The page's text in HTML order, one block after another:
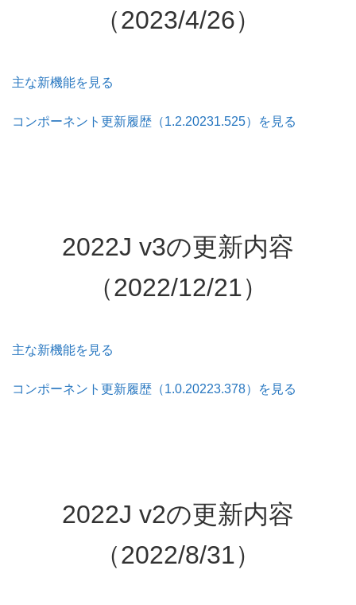
（2023/4/26）
主な新機能を見る
コンポーネント更新履歴（1.2.20231.525）を見る
2022J v3の更新内容
（2022/12/21）
主な新機能を見る
コンポーネント更新履歴（1.0.20223.378）を見る
2022J v2の更新内容
（2022/8/31）